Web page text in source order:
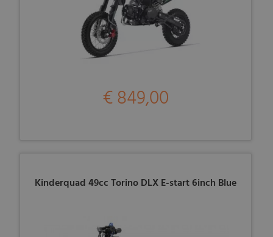
€ 849,00
Kinderquad 49cc Torino DLX E-start 6inch Blue